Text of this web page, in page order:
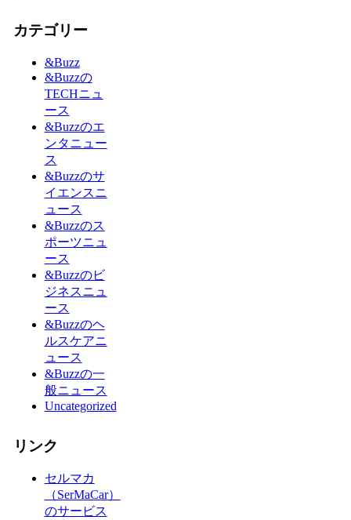
カテゴリー
&Buzz
&Buzzの
TECHニュ
ース
&Buzzのエ
ンタニュー
ス
&Buzzのサ
イエンスニ
ュース
&Buzzのス
ポーツニュ
ース
&Buzzのビ
ジネスニュ
ース
&Buzzのヘ
ルスケアニ
ュース
&Buzzの一
般ニュース
Uncategorized
リンク
セルマカ
（SerMaCar）
のサービス